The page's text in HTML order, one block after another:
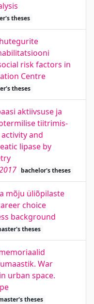
theses
risk factors in
Centre
theses
aktiivsuse ja
tiitrimis-
and
lipase by
bachelor's theses
mõju üliõpilaste
choice
background
theses
War
urban space.
theses